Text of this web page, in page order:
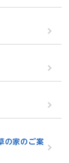
の家のご案